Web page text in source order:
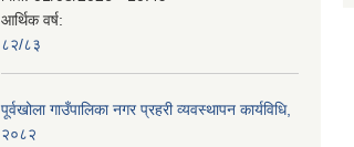
आर्थिक वर्ष:
८२/८३
पूर्वखोला गाउँपालिका नगर प्रहरी व्यवस्थापन कार्यविधि,
२०८२